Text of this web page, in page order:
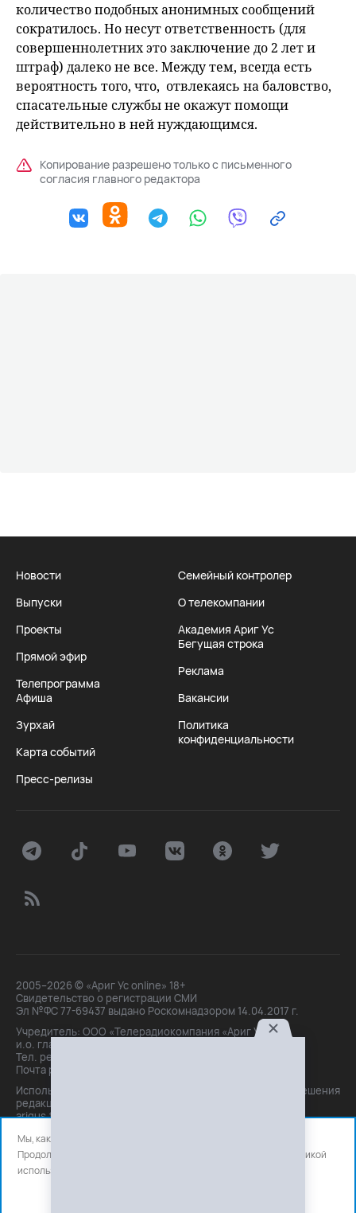
количество подобных анонимных сообщений
сократилось. Но несут ответственность (для
совершеннолетних это заключение до 2 лет и
штраф) далеко не все. Между тем, всегда есть
вероятность того, что, отвлекаясь на баловство,
спасательные службы не окажут помощи
действительно в ней нуждающимся.
Копирование разрешено только с письменного
согласия главного редактора
Новости
Выпуски
Проекты
Прямой эфир
Телепрограмма
Афиша
Зурхай
Карта событий
Пресс-релизы
Семейный контролер
О телекомпании
Академия Ариг Ус
Бегущая строка
Реклама
Вакансии
Политика
конфиденциальности
2005–2026 © «Ариг Ус online» 18+
Свидетельство о регистрации СМИ
Эл №ФС 77-69437 выдано Роскомнадзором 14.04.2017 г.
Учредитель: ООО «Телерадиокомпания «Ариг Ус»,
и.о. главного редактора: Маханова О.Б.
Тел. peдakции: +7(3012)21-30-14,
Почта peдakции: editor@arigus.tv
Использование материалов только с письменного разрешения
редакции. При цитировании прямая активная ссылка на
arigus.tv обязательна.
Мы, как и все используем файлы cookie и сервисы аналитики.
Продолжая использовать сайт, вы соглашаетесь с нашей
политикой
использования